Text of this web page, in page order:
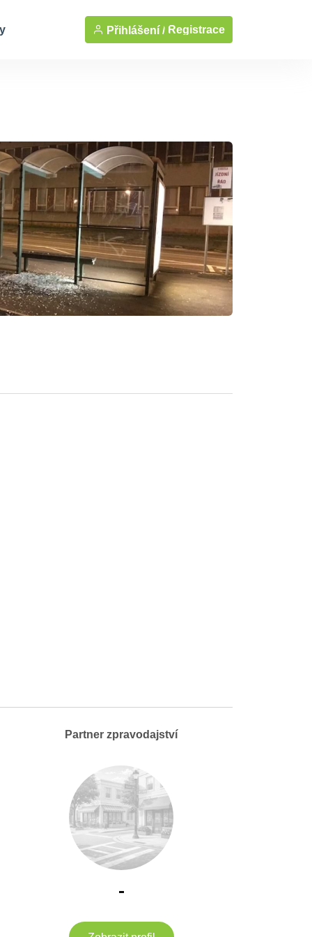
Přihlášení / Registrace
Partner zpravodajství
-